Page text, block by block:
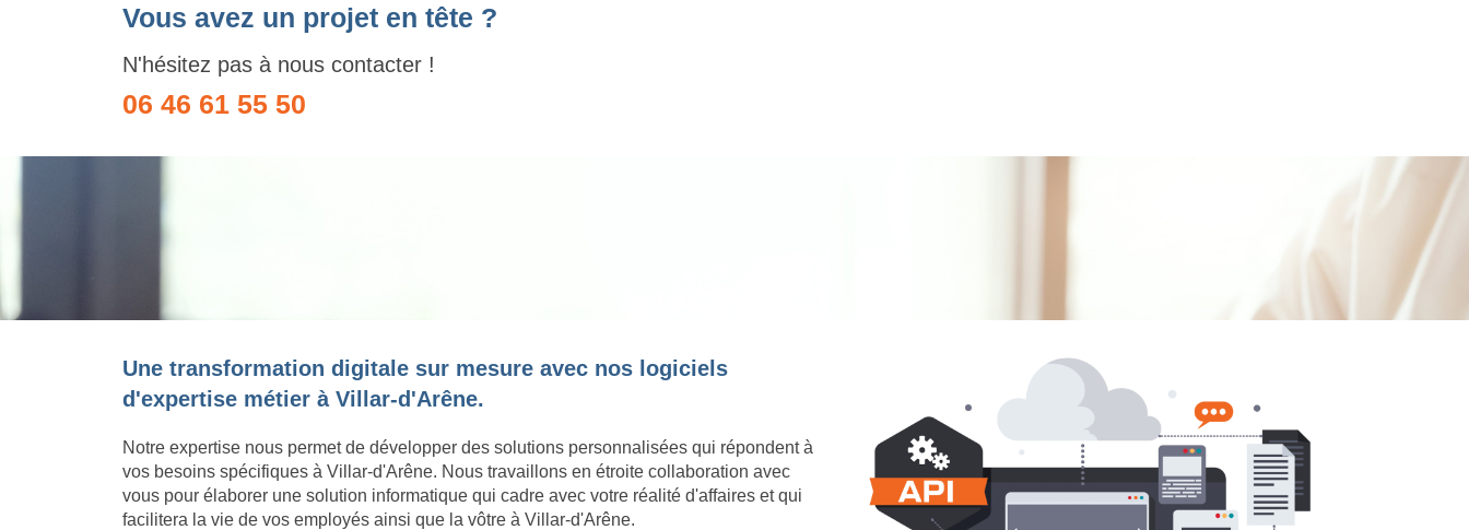
Vous avez un projet en tête ?
N'hésitez pas à nous contacter !
06 46 61 55 50
Une transformation digitale sur mesure avec nos logiciels
d'expertise métier à Villar-d'Arêne.
Notre expertise nous permet de développer des solutions personnalisées qui répondent à
vos besoins spécifiques à Villar-d'Arêne. Nous travaillons en étroite collaboration avec
vous pour élaborer une solution informatique qui cadre avec votre réalité d'affaires et qui
facilitera la vie de vos employés ainsi que la vôtre à Villar-d'Arêne.